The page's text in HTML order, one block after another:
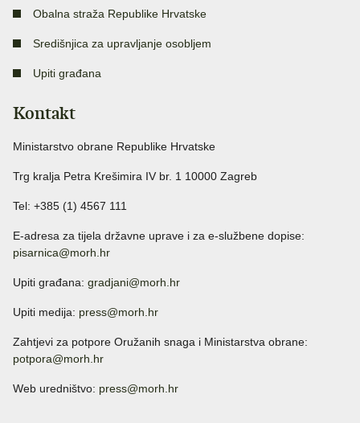
Obalna straža Republike Hrvatske
Središnjica za upravljanje osobljem
Upiti građana
Kontakt
Ministarstvo obrane Republike Hrvatske
Trg kralja Petra Krešimira IV br. 1 10000 Zagreb
Tel: +385 (1) 4567 111
E-adresa za tijela državne uprave i za e-službene dopise:
pisarnica@morh.hr
Upiti građana: gradjani@morh.hr
Upiti medija: press@morh.hr
Zahtjevi za potpore Oružanih snaga i Ministarstva obrane:
potpora@morh.hr
Web uredništvo: press@morh.hr